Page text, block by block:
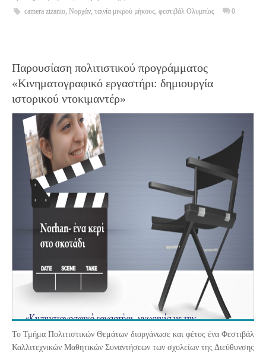
camera zizanio, Νορχάν, ταινία μικρού μήκους, φεστιβάλ Ολυμπίας 0
Παρουσίαση πολιτιστικού προγράμματος
«Κινηματογραφικό εργαστήρι: δημιουργία
ιστορικού ντοκιμαντέρ»
Το Τμήμα Πολιτιστικών Θεμάτων διοργάνωσε και φέτος ένα Φεστιβάλ
Καλλιτεχνικών Μαθητικών Συναντήσεων των σχολείων της Διεύθυνσης